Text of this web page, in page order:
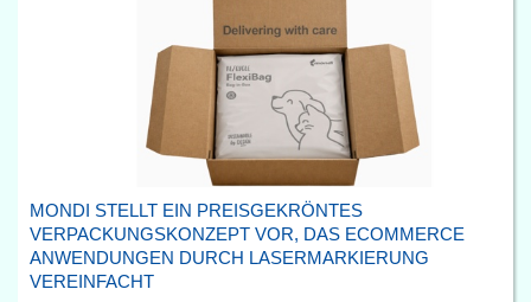
MONDI STELLT EIN PREISGEKRÖNTES
VERPACKUNGSKONZEPT VOR, DAS ECOMMERCE
ANWENDUNGEN DURCH LASERMARKIERUNG
VEREINFACHT